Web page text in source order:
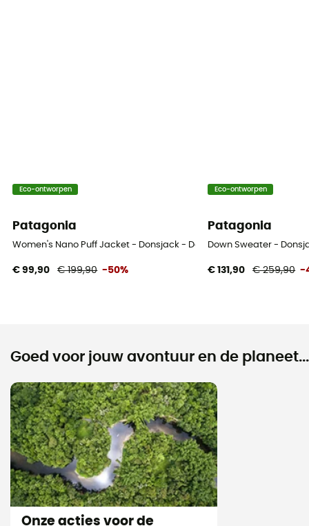
Eco-ontworpen
Patagonia
Women's Nano Puff Jacket - Donsjack - Dames
€ 99,90 € 199,90 -50%
Eco-ontworpen
Patagonia
Down Sweater -
€ 131,90 € 259,90 -
Goed voor jouw avontuur en de planeet...
Onze acties voor de